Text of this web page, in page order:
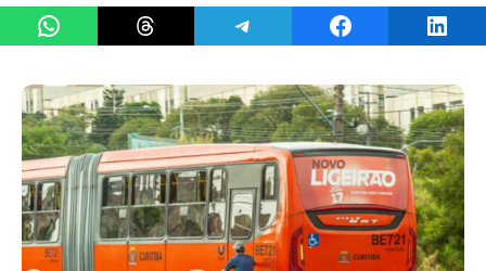
Share on WhatsAppShare on ThreadsShare on TelegramShare on Facebook